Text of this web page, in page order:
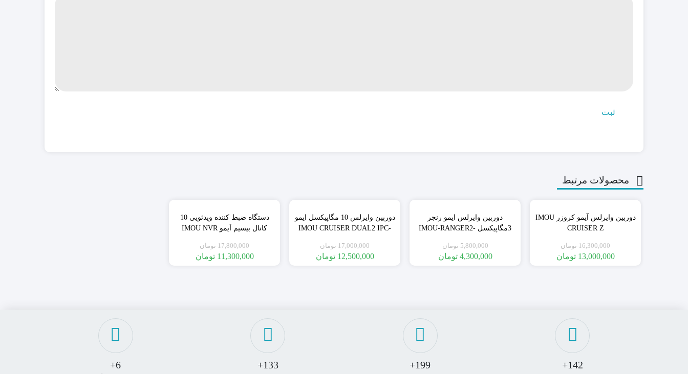
محصولات مرتبط
٪20
دوربین وایرلس آیمو کروزر IMOU
CRUISER Z
16,300,000 تومان
13,000,000 تومان
دوربین وایرلس ایمو رنجر
3مگاپیکسل IMOU-RANGER2-
5,800,000 تومان
4,300,000 تومان
٪26
دوربین وایرلس 10 مگاپیکسل ایمو
IMOU CRUISER DUAL2 IPC-
18 ماهه
17,000,000 تومان
12,500,000 تومان
٪37
دستگاه ضبط کننده ویدئویی 10
کانال بیسیم آیمو IMOU NVR
ونوس
17,800,000 تومان
11,300,000 تومان
142+
199+
133+
6+